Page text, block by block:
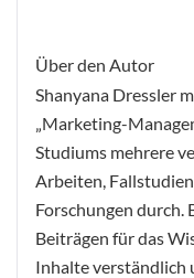
Über den Autor
Shanyana Dressler
„Marketing-
Studiums mehrere
Arbeiten,
Forschungen durch.
Beiträgen für das
Inhalte verständlich